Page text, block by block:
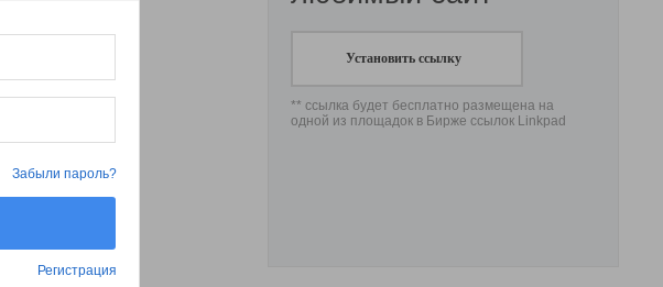
Установить ссылку
** ссылка будет бесплатно размещена на
одной из площадок в Бирже ссылок Linkpad
Регистрация
Забыли пароль?